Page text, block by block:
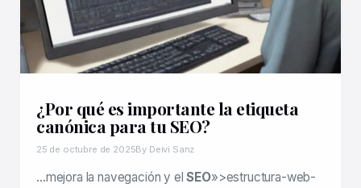
¿Por qué es importante la etiqueta
canónica para tu SEO?
25 de octubre de 2025By Deivi Sanz
…mejora la navegación y elSEO»>estructura-web-